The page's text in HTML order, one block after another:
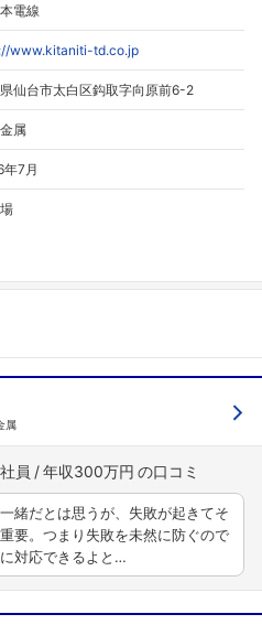
電線
www.kitaniti-td.co.jp
仙台市太白区鈎取字向原前6-2
属
年7月
属
員 年収300万円
緒だとは思うが、失敗が起きてそ
要。つまり失敗を未然に防ぐので
対応できるよと…